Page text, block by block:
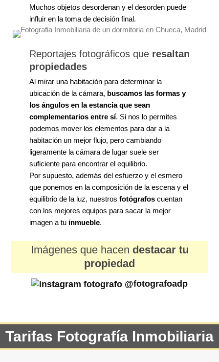
Muchos objetos desordenan y el desorden puede
influir en la toma de decisión final.
Reportajes fotográficos que resaltan
propiedades
Al mirar una habitación para determinar la
ubicación de la cámara, buscamos las formas y
los ángulos en la estancia que sean
complementarios entre sí. Si nos lo permites
podemos mover los elementos para dar a la
habitación un mejor flujo, pero cambiando
ligeramente la cámara de lugar suele ser
suficiente para encontrar el equilibrio.
Por supuesto, además del esfuerzo y el esmero
que ponemos en la composición de la escena y el
equilibrio de la luz, nuestros fotógrafoscuentan
con los mejores equipos para sacar la mejor
imagen a tu inmueble.
Imágenes que hacen destacar tu
propiedad
@fotografoadp
Tarifas Fotografía Inmobiliaria